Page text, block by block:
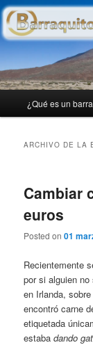
Ir
al
contenido
principal
Ir
al
contenido
secundario
Blog personal
principal
¿Qué es un
ARCHIVO DE LA
Cambiar
euros
Posted on01
Recientemente
por si alguien
en Irlanda,
encontró carne
etiquetada
estabadando